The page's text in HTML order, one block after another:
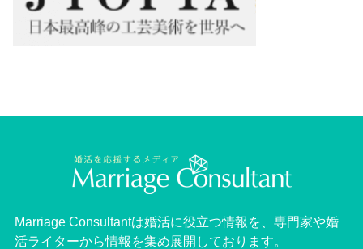
Marriage Consultantは婚活に役立つ情報を、専門家や婚
活ライターから情報を集め展開しております。